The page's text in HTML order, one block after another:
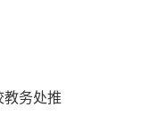
公司合作开
务处推